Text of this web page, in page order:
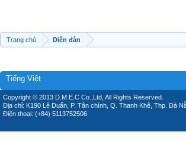
Trang chủ Diễn đàn
Tiếng Việt
Copyright © 2013 D.M.E.C Co.,Ltd, All Rights Reserved.
Địa chỉ: K190 Lê Duẩn, P. Tân chính, Q. Thanh Khê, Thp. Đà
Điện thoại: (+84) 5113752506